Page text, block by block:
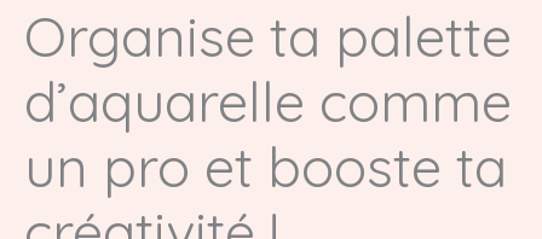
Organise ta palette
d’aquarelle comme
un pro et booste ta